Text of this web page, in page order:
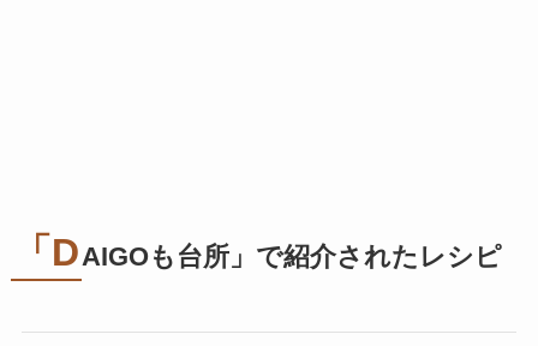
「DAIGOも台所」で紹介されたレシピ